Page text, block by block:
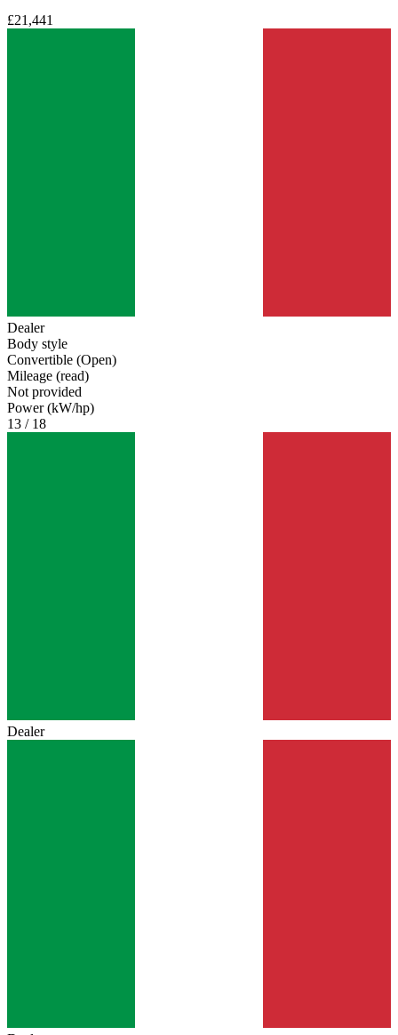
£21,441
Dealer
Body style
Convertible (Open)
Mileage (read)
Not provided
Power (kW/hp)
13 / 18
Dealer